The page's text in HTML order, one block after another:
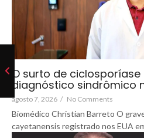
O surto de
diagnóstico sindrômico
agosto 7, 2026 / No Comments
Biomédico Christian Barreto O
cayetanensis registrado nos EUA